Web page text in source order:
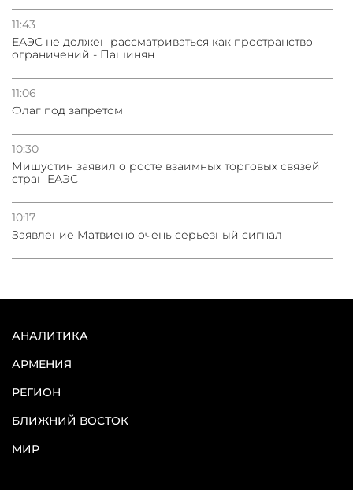
11:43
ЕАЭС не должен рассматриваться как пространство
ограничений - Пашинян
11:06
Флаг под запретом
10:30
Мишустин заявил о росте взаимных торговых связей
стран ЕАЭС
10:17
Заявление Матвиено очень серьезный сигнал
АНАЛИТИКА
АРМЕНИЯ
РЕГИОН
БЛИЖНИЙ ВОСТОК
МИР